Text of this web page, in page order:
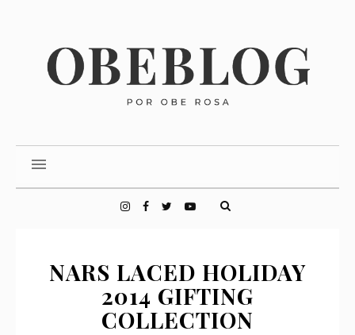
NARS LACED HOLIDAY
2014 GIFTING
COLLECTION